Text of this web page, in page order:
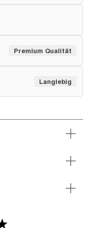
Premium Qualität
Langlebig